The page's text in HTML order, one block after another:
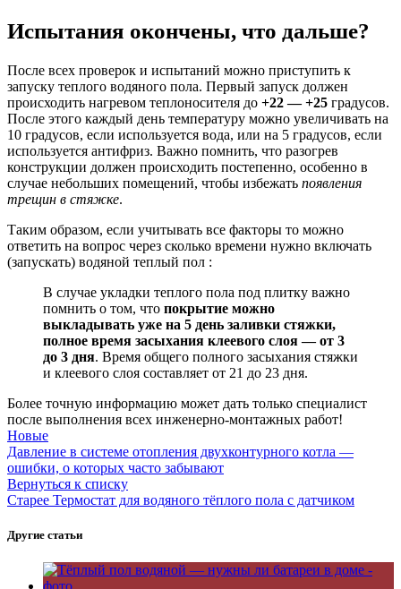
Испытания окончены, что дальше?
После всех проверок и испытаний можно приступить к
запуску теплого водяного пола. Первый запуск должен
происходить нагревом теплоносителя до +22 — +25 градусов.
После этого каждый день температуру можно увеличивать на
10 градусов, если используется вода, или на 5 градусов, если
используется антифриз. Важно помнить, что разогрев
конструкции должен происходить постепенно, особенно в
случае небольших помещений, чтобы избежать появления
трещин в стяжке.
Таким образом, если учитывать все факторы то можно
ответить на вопрос через сколько времени нужно включать
(запускать) водяной теплый пол :
В случае укладки теплого пола под плитку важно
помнить о том, что покрытие можно
выкладывать уже на 5 день заливки стяжки,
полное время засыхания клеевого слоя — от 3
до 3 дня. Время общего полного засыхания стяжки
и клеевого слоя составляет от 21 до 23 дня.
Более точную информацию может дать только специалист
после выполнения всех инженерно-монтажных работ!
Новые
Давление в системе отопления двухконтурного котла —
ошибки, о которых часто забывают
Вернуться к списку
Старее Термостат для водяного тёплого пола с датчиком
Другие статьи